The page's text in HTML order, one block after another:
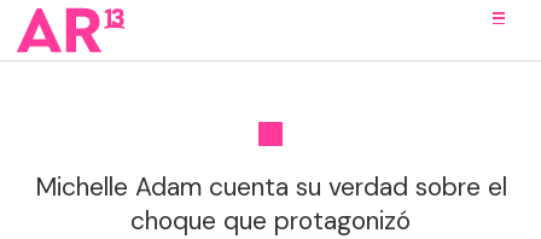
Michelle Adam cuenta su verdad sobre el
choque que protagonizó